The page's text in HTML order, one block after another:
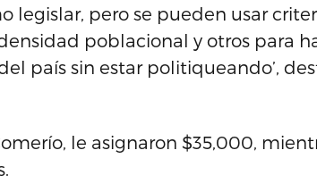
legislar, pero se pueden usar
poblacional y otros para
país sin estar politiqueando’,
le asignaron $35,000,